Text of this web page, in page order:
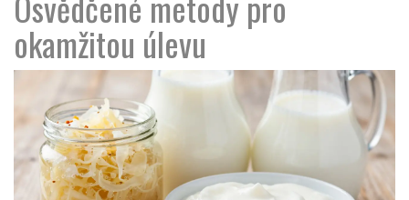
okamžitou úlevu